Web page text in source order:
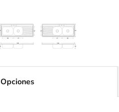
Opciones